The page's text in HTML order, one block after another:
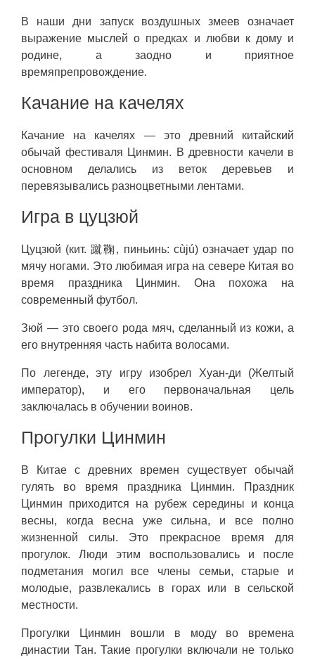
В наши дни запуск воздушных змеев означает
выражение мыслей о предках и любви к дому и
родине, а заодно и приятное
времяпрепровождение.
Качание на качелях
Качание на качелях — это древний китайский
обычай фестиваля Цинмин. В древности качели в
основном делались из веток деревьев и
перевязывались разноцветными лентами.
Игра в цуцзюй
Цуцзюй (кит. 蹴鞠, пиньинь: cùjú) означает удар по
мячу ногами. Это любимая игра на севере Китая во
время праздника Цинмин. Она похожа на
современный футбол.
Зюй — это своего рода мяч, сделанный из кожи, а
его внутренняя часть набита волосами.
По легенде, эту игру изобрел Хуан-ди (Желтый
император), и его первоначальная цель
заключалась в обучении воинов.
Прогулки Цинмин
В Китае с древних времен существует обычай
гулять во время праздника Цинмин. Праздник
Цинмин приходится на рубеж середины и конца
весны, когда весна уже сильна, и все полно
жизненной силы. Это прекрасное время для
прогулок. Люди этим воспользовались и после
подметания могил все члены семьи, старые и
молодые, развлекались в горах или в сельской
местности.
Прогулки Цинмин вошли в моду во времена
династии Тан. Такие прогулки включали не только